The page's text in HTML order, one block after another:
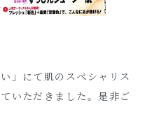
」にて肌のスペシャリス
いただきました。是非ご